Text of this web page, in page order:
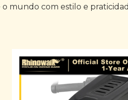
mundo com estilo e